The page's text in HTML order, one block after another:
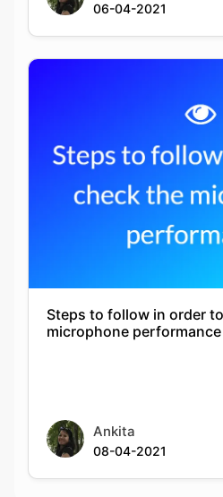
06-04-2021
Steps to follow in order
microphone performance
Ankita
08-04-2021